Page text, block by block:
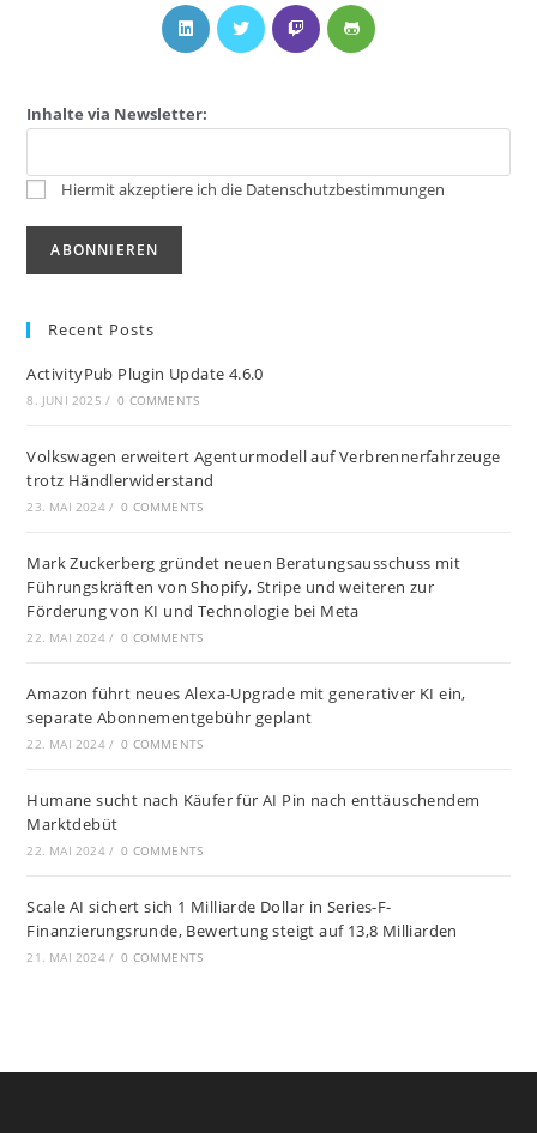
Inhalte via Newsletter:
Hiermit akzeptiere ich die Datenschutzbestimmungen
Recent Posts
ActivityPub Plugin Update 4.6.0
8. JUNI 2025 / 0 COMMENTS
Volkswagen erweitert Agenturmodell auf Verbrennerfahrzeuge
trotz Händlerwiderstand
23. MAI 2024 / 0 COMMENTS
Mark Zuckerberg gründet neuen Beratungsausschuss mit
Führungskräften von Shopify, Stripe und weiteren zur
Förderung von KI und Technologie bei Meta
22. MAI 2024 / 0 COMMENTS
Amazon führt neues Alexa-Upgrade mit generativer KI ein,
separate Abonnementgebühr geplant
22. MAI 2024 / 0 COMMENTS
Humane sucht nach Käufer für AI Pin nach enttäuschendem
Marktdebüt
22. MAI 2024 / 0 COMMENTS
Scale AI sichert sich 1 Milliarde Dollar in Series-F-
Finanzierungsrunde, Bewertung steigt auf 13,8 Milliarden
21. MAI 2024 / 0 COMMENTS